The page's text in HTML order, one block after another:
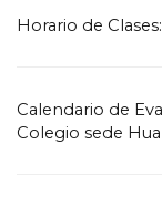
Horario de
Calendario de
Colegio sede